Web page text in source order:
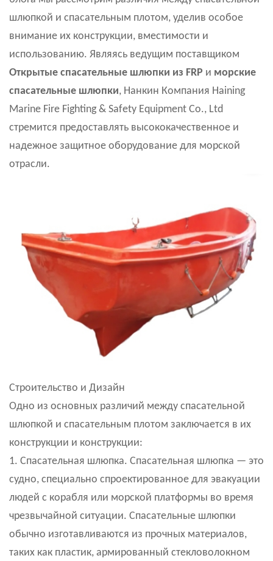
шлюпкой и спасательным плотом, уделив особое
внимание их конструкции, вместимости и
использованию. Являясь ведущим поставщиком
Открытые спасательные шлюпки из FRP и морские
спасательные шлюпки, Нанкин Компания Haining
Marine Fire Fighting & Safety Equipment Co., Ltd
стремится предоставлять высококачественное и
надежное защитное оборудование для морской
отрасли.
Строительство и Дизайн
Одно из основных различий между спасательной
шлюпкой и спасательным плотом заключается в их
конструкции и конструкции:
1. Спасательная шлюпка. Спасательная шлюпка — это
судно, специально спроектированное для эвакуации
людей с корабля или морской платформы во время
чрезвычайной ситуации. Спасательные шлюпки
обычно изготавливаются из прочных материалов,
таких как пластик, армированный стекловолокном